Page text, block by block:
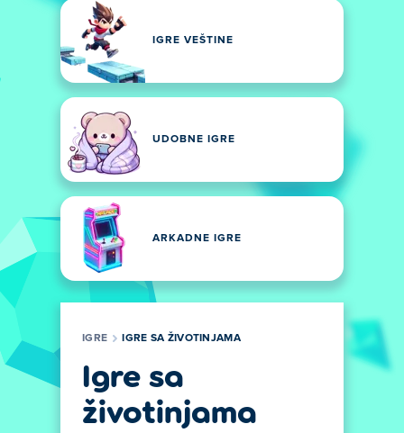
IGRE VEŠTINE
UDOBNE IGRE
ARKADNE IGRE
IGRE IGRE SA ŽIVOTINJAMA
Igre sa
životinjama